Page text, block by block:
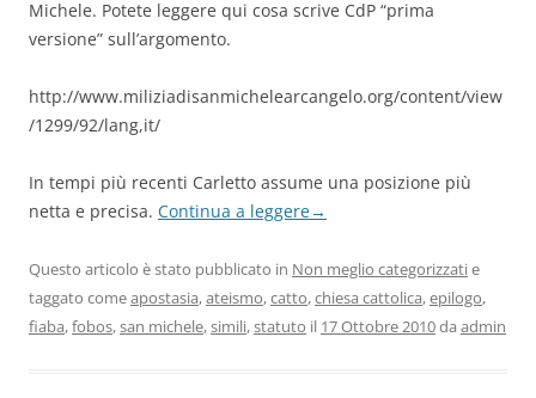
Michele. Potete leggere qui cosa scrive CdP “prima
versione” sull’argomento.
http://www.miliziadisanmichelearcangelo.org/content/view
/1299/92/lang,it/
In tempi più recenti Carletto assume una posizione più
netta e precisa. Continua a leggere→
Questo articolo è stato pubblicato in Non meglio categorizzatie
taggato comeapostasia,ateismo,catto,chiesa cattolica,epilogo,
fiaba,fobos,san michele,simili,statuto il 17 Ottobre 2010da admin